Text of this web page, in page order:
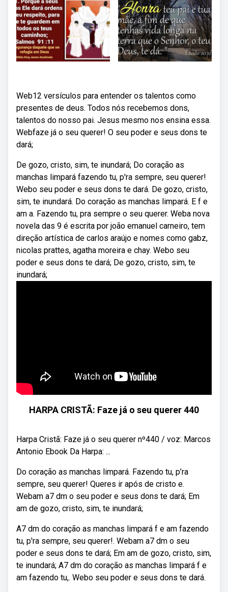
Web12 versículos para entender os talentos como
presentes de deus. Todos nós recebemos dons,
talentos do nosso pai. Jesus mesmo nos ensina essa.
Webfaze já o seu querer! O seu poder e seus dons te
dará;
De gozo, cristo, sim, te inundará; Do coração as
manchas limpará fazendo tu, p'ra sempre, seu querer!
Webo seu poder e seus dons te dará. De gozo, cristo,
sim, te inundará. Do coração as manchas limpará. E f e
am a. Fazendo tu, pra sempre o seu querer. Weba nova
novela das 9 é escrita por joão emanuel carneiro, tem
direção artística de carlos araújo e nomes como gabz,
nicolas prattes, agatha moreira e chay. Webo seu
poder e seus dons te dará; De gozo, cristo, sim, te
inundará;
HARPA CRISTÃ: Faze já o seu querer 440
Harpa Cristã: Faze já o seu querer nº440 / voz: Marcos
Antonio Ebook Da Harpa: ...
Do coração as manchas limpará. Fazendo tu, p’ra
sempre, seu querer! Queres ir após de cristo e.
Webam a7 dm o seu poder e seus dons te dará; Em
am de gozo, cristo, sim, te inundará;
A7 dm do coração as manchas limpará f e am fazendo
tu, p'ra sempre, seu querer!. Webam a7 dm o seu
poder e seus dons te dará; Em am de gozo, cristo, sim,
te inundará; A7 dm do coração as manchas limpará f e
am fazendo tu,. Webo seu poder e seus dons te dará.